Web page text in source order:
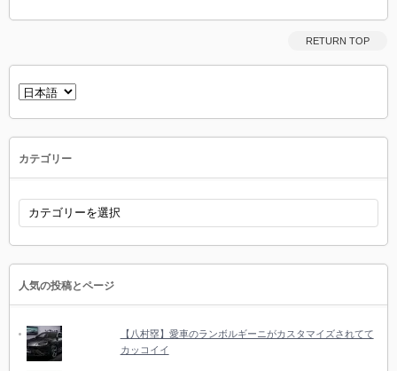
RETURN TOP
言
語
カテゴリー
カ
ゴ
リ
人気の投稿とページ
【八村塁】愛車のランボルギーニがカスタマイズされてて
カッコイイ